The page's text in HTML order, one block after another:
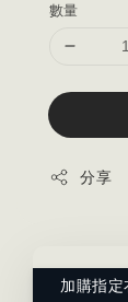
數量
分享